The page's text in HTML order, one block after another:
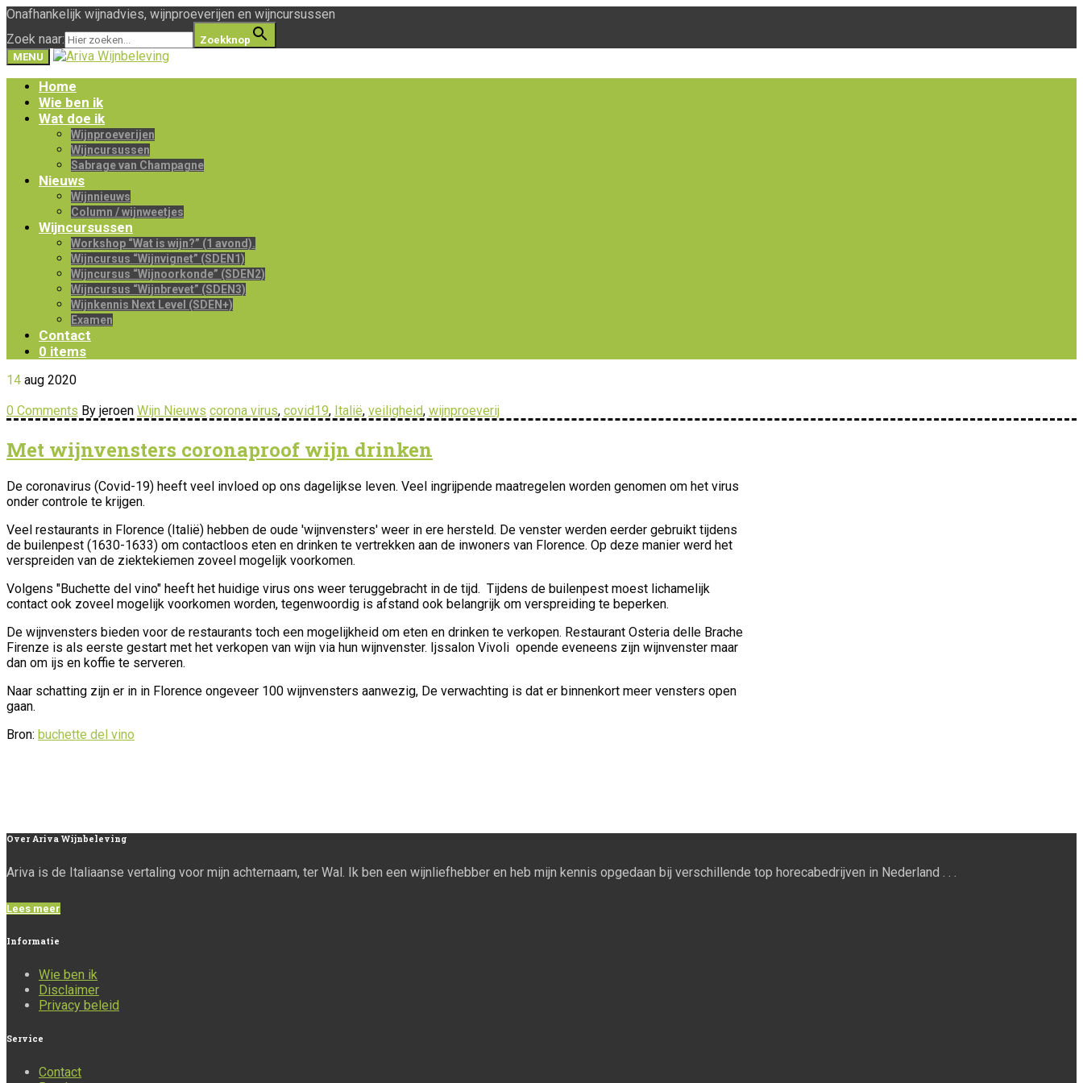
Onafhankelijk wijnadvies, wijnproeverijen en wijncursussen
Zoek naar:
Zoekknop
MENU
Home
Wie ben ik
Wat doe ik
Wijnproeverijen
Wijncursussen
Sabrage van Champagne
Nieuws
Wijnnieuws
Column / wijnweetjes
Wijncursussen
Workshop “Wat is wijn?” (1 avond).
Wijncursus “Wijnvignet” (SDEN1)
Wijncursus “Wijnoorkonde” (SDEN2)
Wijncursus “Wijnbrevet” (SDEN3)
Wijnkennis Next Level (SDEN+)
Examen
Contact
0 items
14 aug 2020
0 Comments By jeroen Wijn Nieuws corona virus, covid19, Italië, veiligheid, wijnproeverij
Met wijnvensters coronaproof wijn drinken
De coronavirus (Covid-19) heeft veel invloed op ons dagelijkse leven. Veel ingrijpende maatregelen worden genomen om het virus
onder controle te krijgen.
Veel restaurants in Florence (Italië) hebben de oude 'wijnvensters' weer in ere hersteld. De venster werden eerder gebruikt tijdens
de builenpest (1630-1633) om contactloos eten en drinken te vertrekken aan de inwoners van Florence. Op deze manier werd het
verspreiden van de ziektekiemen zoveel mogelijk voorkomen.
Volgens "Buchette del vino" heeft het huidige virus ons weer teruggebracht in de tijd. Tijdens de builenpest moest lichamelijk
contact ook zoveel mogelijk voorkomen worden, tegenwoordig is afstand ook belangrijk om verspreiding te beperken.
De wijnvensters bieden voor de restaurants toch een mogelijkheid om eten en drinken te verkopen. Restaurant Osteria delle Brache
Firenze is als eerste gestart met het verkopen van wijn via hun wijnvenster. Ijssalon Vivoli opende eveneens zijn wijnvenster maar
dan om ijs en koffie te serveren.
Naar schatting zijn er in in Florence ongeveer 100 wijnvensters aanwezig, De verwachting is dat er binnenkort meer vensters open
gaan.
Bron: buchette del vino
Over Ariva Wijnbeleving
Ariva is de Italiaanse vertaling voor mijn achternaam, ter Wal. Ik ben een wijnliefhebber en heb mijn kennis opgedaan bij verschillende top horecabedrijven in Nederland . . .
Lees meer
Informatie
Wie ben ik
Disclaimer
Privacy beleid
Service
Contact